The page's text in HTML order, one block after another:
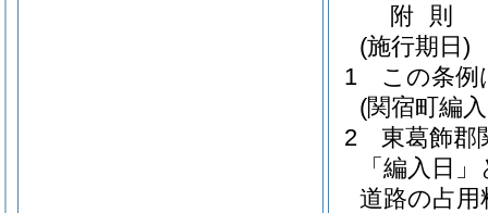
附 則
(施行期日)
1
この条例
(関宿町編
2
東葛飾郡
「編入日
道路の占